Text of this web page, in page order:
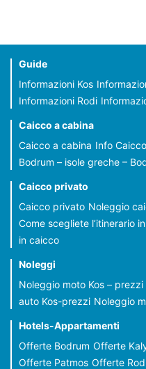
Guide
Informazioni Kos
Informazioni Rodi
Caicco a cabina
Caicco a cabina Info Caicco
Bodrum – isole greche –
Caicco privato
Caicco privato Noleggio
Come scegliete l’itinerario
in caicco
Noleggi
Noleggio moto Kos – prezzi
auto Kos-prezzi Noleggio
Hotels-Appartamenti
Offerte Bodrum Offerte
Offerte Patmos Offerte